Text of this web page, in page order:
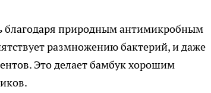
благодаря природным антимикробным
размножению бактерий, и даже
Это делает бамбук хорошим